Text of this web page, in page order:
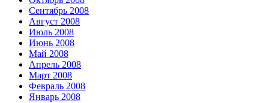
Сентябрь 2008
Август 2008
Июль 2008
Июнь 2008
Май 2008
Апрель 2008
Март 2008
Февраль 2008
Январь 2008